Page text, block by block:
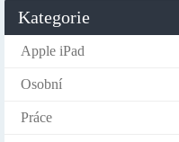
Kategorie
Apple iPad
Osobní
Práce